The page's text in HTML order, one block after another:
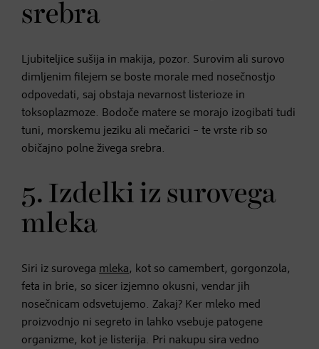
srebra
Ljubiteljice sušija in makija, pozor. Surovim ali surovo
dimljenim filejem se boste morale med nosečnostjo
odpovedati, saj obstaja nevarnost listerioze in
toksoplazmoze. Bodoče matere se morajo izogibati tudi
tuni, morskemu jeziku ali mečarici – te vrste rib so
običajno polne živega srebra.
5. Izdelki iz surovega
mleka
Siri iz surovega mleka, kot so camembert, gorgonzola,
feta in brie, so sicer izjemno okusni, vendar jih
nosečnicam odsvetujemo. Zakaj? Ker mleko med
proizvodnjo ni segreto in lahko vsebuje patogene
organizme, kot je listerija. Pri nakupu sira vedno